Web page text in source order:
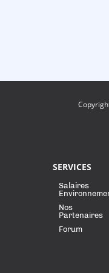
SERVICES
Salaires
Nos
Partenaires
Forum